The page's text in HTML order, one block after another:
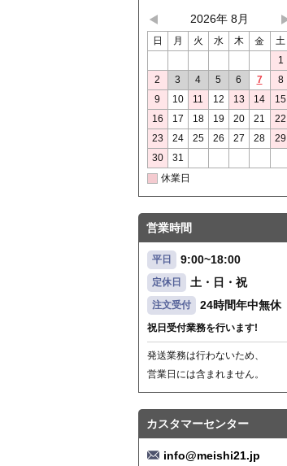
2026年 8月
日 月 火 水 木 金
土
1
2
3 4 5 6 7
8
9
10 11 12 13 14
15
16
17 18 19 20 21
22
23
24 25 26 27 28
29
30
31
休業日
営業時間
平日 9:00~18:00
定休日 土・日・祝
注文受付 24時間年中無休
祝日受付業務を行います!
発送業務は行わないため、
営業日には含まれません。
カスタマーセンター
info@meishi21.jp